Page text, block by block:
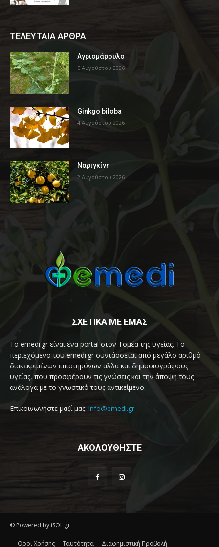
ΤΕΛΕΥΤΑΙΑ ΑΡΘΡΑ
Αγριομάρουλο
5 Αυγούστου 2026
Ginkgo biloba
4 Αυγούστου 2026
Ναριγκίνη
2 Αυγούστου 2026
ΣΧΕΤΙΚΑ ΜΕ ΕΜΑΣ
Το emedi.gr είναι ένα portal στον Τομέα της υγείας. Το
περιεχόμενο του emedi.gr συντάσσεται από μεγάλο αριθμό
διακεκριμένων επιστημόνων αλλά και δημοσιογράφους
υγείας, που προσφέρουν τις γνώσεις και την άποψή τους
ανάλογα με το γνωστικό τους αντικείμενο.
Επικοινωνήστε μαζί μας: info@emedi.gr
ΑΚΟΛΟΥΘΗΣΤΕ
© Powered by iSOL.gr
Όροι Χρήσης Ταυτότητα Διαφημιστική Προβολή